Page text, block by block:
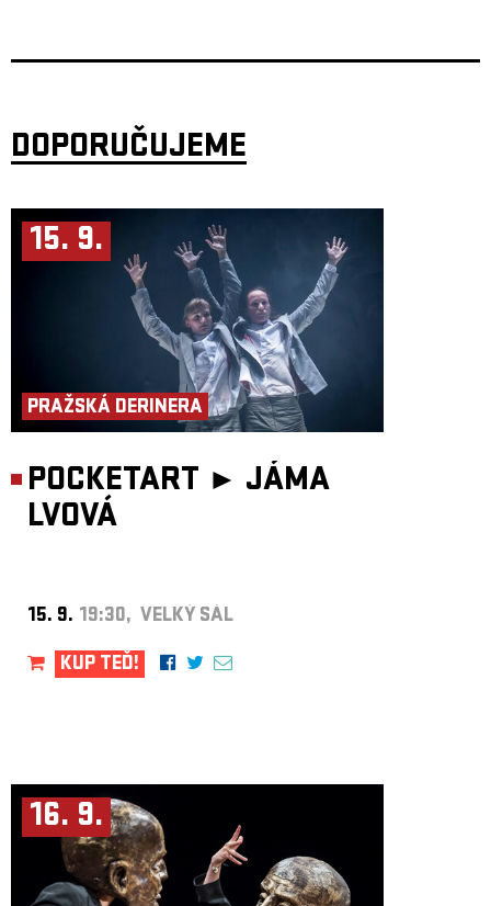
DOPORUČUJEME
15. 9.
PRAŽSKÁ DERINERA
POCKETART ► JÁMA
LVOVÁ
15. 9. 19:30, VELKÝ SÁL
KUP TEĎ!
16. 9.